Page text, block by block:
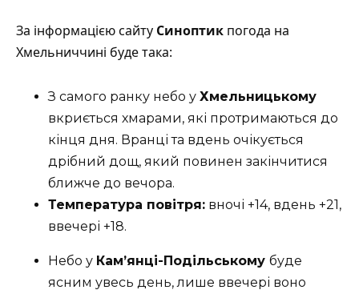
За інформацією сайту Синоптик погода на
Хмельниччині буде така:
З самого ранку небо у Хмельницькому
вкриється хмарами, які протримаються до
кінця дня. Вранці та вдень очікується
дрібний дощ, який повинен закінчитися
ближче до вечора.
Температура повітря: вночі +14, вдень +21,
ввечері +18.
Небо у Кам’янці-Подільському буде
ясним увесь день, лише ввечері воно